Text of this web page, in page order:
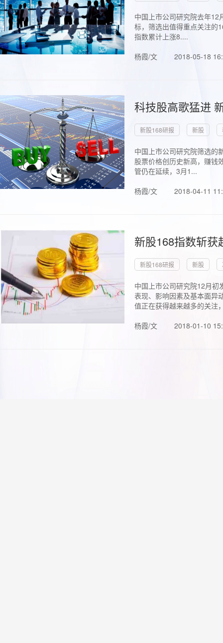
中国上市公司研究院去年
标，筛选出值得重点关注的
指数累计上涨8....
杨霞/文
2018-05-18
科技股高歌猛进
新股168研报 新股
中国上市公司研究院筛选的
股票价格创历史新高，赚钱
管仍在延续，3月1...
杨霞/文
2018-04-11
新股168指数斩
新股168研报 新股
中国上市公司研究院12月初
表现、影响因素及基本面异
值正在获得越来越多的关注
杨霞/文
2018-01-10